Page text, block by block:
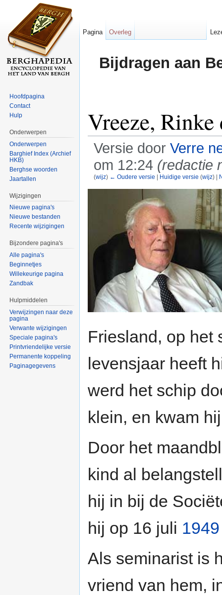
Bijdragen aan
Vreeze, Rinke
Versie door Verre
om 12:24 (redactie
(wijz) ← Oudere versie Huidige versie (wijz) |
Friesland, op het
levensjaar heeft
werd het schip
klein, en kwam
Door het
kind al
hij in bij de
hij op 16 juli 1949
Als seminarist is
vriend van hem,
Pagina Overleg
Hoofdpagina
Contact
Hulp
Onderwerpen
Onderwerpen
Barghief Index (Archief
HKB)
Berghse woorden
Jaartallen
Wijzigingen
Nieuwe pagina's
Nieuwe bestanden
Recente wijzigingen
Bijzondere pagina's
Alle pagina's
Beginnetjes
Willekeurige pagina
Zandbak
Hulpmiddelen
Verwijzingen naar deze
pagina
Verwante wijzigingen
Speciale pagina's
Printvriendelijke versie
Permanente koppeling
Paginagegevens